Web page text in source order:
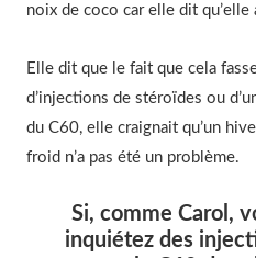
noix de coco car elle dit
Elle dit que le fait que cela
d’injections de stéroïdes ou
du C60, elle craignait qu’un
froid n’a pas été un problème.
Si, comme Carol,
inquiétez des